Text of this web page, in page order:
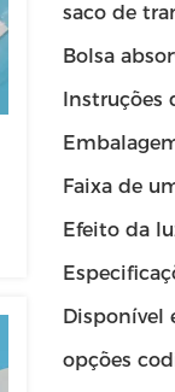
saco de
Bolsa
Instruções
Faixa de
Efeito da
Disponível
opções